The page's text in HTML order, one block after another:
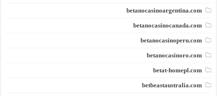
betanocasinoargentina.com
betanocasinocanada.com
betanocasinoperu.com
betanocasinoro.com
betat-homepl.com
betbeastaustralia.com